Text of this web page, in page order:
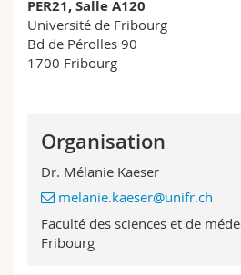
Université
Sciences économiques et
Sciences de l'éducation et de
Sciences et médecine
Interfacultaire
Etudiants
Chercheurs
Collaborateurs
Doctorants
Annuaire du personnel
Bibliothèques
Webmail
Programme des cours
PER21, Salle A120
Université de Fribourg
Bd de Pérolles 90
1700 Fribourg
Organisation
Dr. Mélanie Kaeser
melanie.kaeser@unifr.ch
Faculté des sciences et de
Fribourg